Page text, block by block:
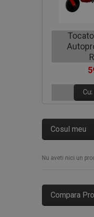
Cosul meu
Nu aveti nici un
Compara